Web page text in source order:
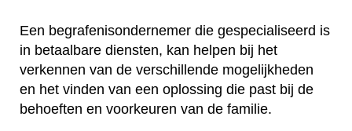
Een begrafenisondernemer die gespecialiseerd is
in betaalbare diensten, kan helpen bij het
verkennen van de verschillende mogelijkheden
en het vinden van een oplossing die past bij de
behoeften en voorkeuren van de familie.